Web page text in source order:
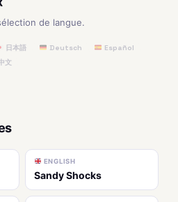
de langue.
日本語 Deutsch
Español
文
ENGLISH
Sandy Shocks